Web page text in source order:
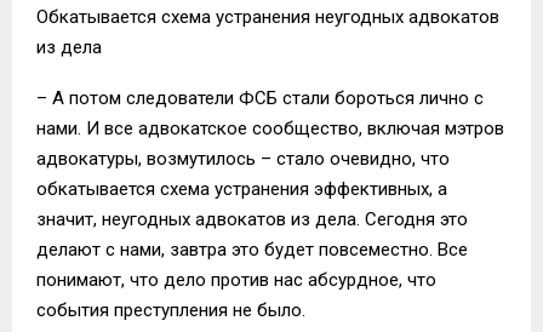
Обкатывается схема устранения неугодных адвокатов
из дела
– А потом следователи ФСБ стали бороться лично с
нами. И все адвокатское сообщество, включая мэтров
адвокатуры, возмутилось – стало очевидно, что
обкатывается схема устранения эффективных, а
значит, неугодных адвокатов из дела. Сегодня это
делают с нами, завтра это будет повсеместно. Все
понимают, что дело против нас абсурдное, что
события преступления не было.